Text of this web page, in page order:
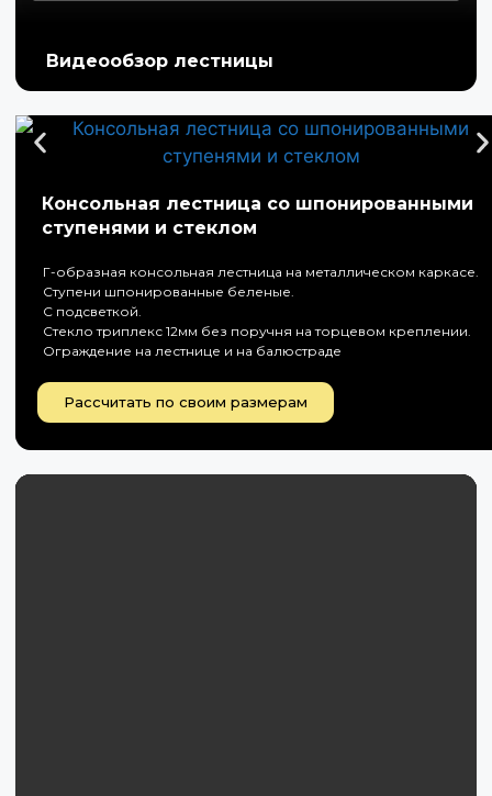
Видеообзор лестницы
Консольная лестница со шпонированными
ступенями и стеклом
Г-образная консольная лестница на металлическом каркасе.
Ступени шпонированные беленые.
С подсветкой.
Стекло триплекс 12мм без поручня на торцевом креплении.
Ограждение на лестнице и на балюстраде
Рассчитать по своим размерам